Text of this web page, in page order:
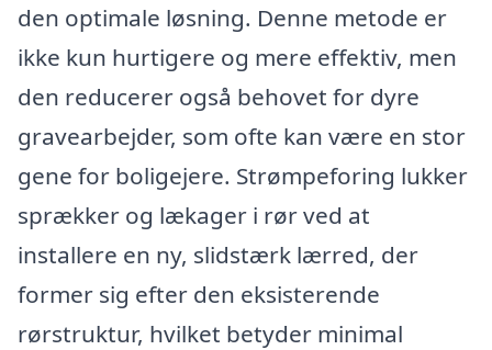
den optimale løsning. Denne metode er
ikke kun hurtigere og mere effektiv, men
den reducerer også behovet for dyre
gravearbejder, som ofte kan være en stor
gene for boligejere. Strømpeforing lukker
sprækker og lækager i rør ved at
installere en ny, slidstærk lærred, der
former sig efter den eksisterende
rørstruktur, hvilket betyder minimal